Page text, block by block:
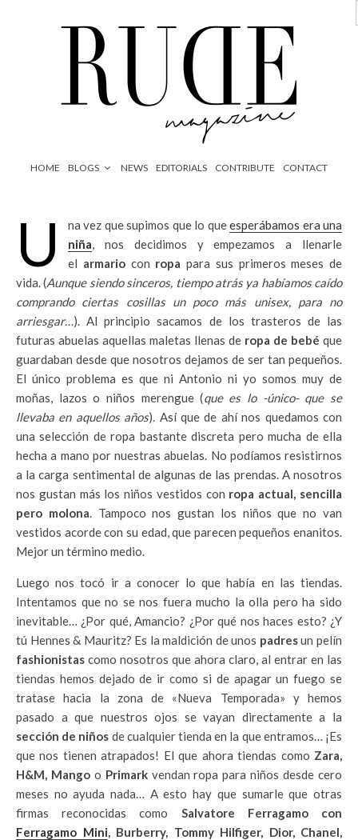
HOME BLOGS NEWS EDITORIALS CONTRIBUTE CONTACT
U na vez que supimos que lo queesperábamos era una
niña, nos decidimos y empezamos a llenarle
el armariocon ropa para sus primeros meses de
vida. (Aunque siendo sinceros, tiempo atrás ya habíamos caído
comprando ciertas cosillas un poco más unisex, para no
arriesgar…). Al principio sacamos de los trasteros de las
futuras abuelas aquellas maletas llenas de ropa de bebé que
guardaban desde que nosotros dejamos de ser tan pequeños.
El único problema es que ni Antonio ni yo somos muy de
moñas, lazos o niños merengue (que es lo -único- que se
llevaba en aquellos años). Así que de ahí nos quedamos con
una selección de ropa bastante discreta pero mucha de ella
hecha a mano por nuestras abuelas. No podíamos resistirnos
a la carga sentimental de algunas de las prendas. A nosotros
nos gustan más los niños vestidos con ropa actual, sencilla
pero molona. Tampoco nos gustan los niños que no van
vestidos acorde con su edad, que parecen pequeños enanitos.
Mejor un término medio.
Luego nos tocó ir a conocer lo que había en las tiendas.
Intentamos que no se nos fuera mucho la olla pero ha sido
inevitable… ¿Por qué, Amancio? ¿Por qué nos haces esto? ¿Y
tú Hennes & Mauritz? Es la maldición de unos padresun pelín
fashionistas como nosotros que ahora claro, al entrar en las
tiendas hemos dejado de ir como si de apagar un fuego se
tratase hacia la zona de «Nueva Temporada» y hemos
pasado a que nuestros ojos se vayan directamente a la
sección de niños de cualquier tienda en la que entramos… ¡Es
que nos tienen atrapados! El que ahora tiendas como Zara,
H&M, Mangoo Primarkvendan ropa para niños desde cero
meses no ayuda nada… A esto hay que sumarle que otras
firmas reconocidas como Salvatore Ferragamo con
Ferragamo Mini, Burberry, Tommy Hilfiger, Dior, Chanel,